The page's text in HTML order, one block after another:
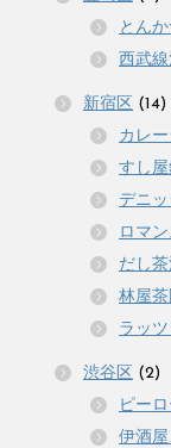
とん
西武
新宿区 (14)
カレ
すし
デニ
ロマ
だし
林屋
ラッ
渋谷区 (2)
ピー
伊酒